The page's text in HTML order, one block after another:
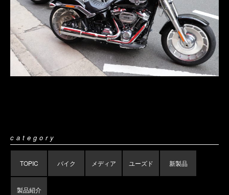
category
TOPIC バイク メディア ユーズド 新製品
製品紹介